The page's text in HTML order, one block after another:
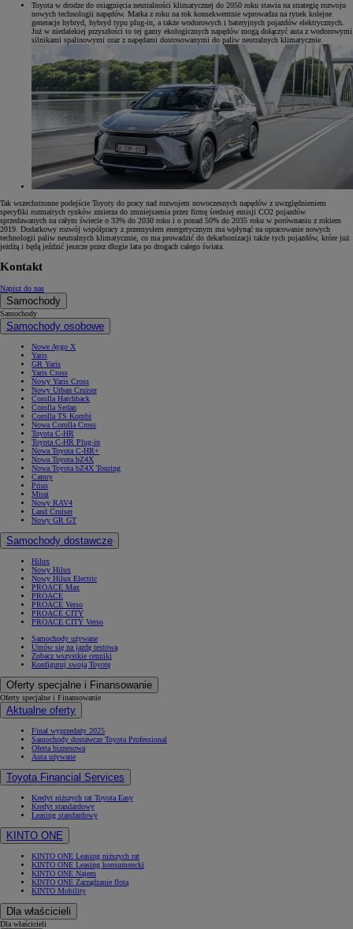
Toyota w drodze do osiągnięcia neutralności klimatycznej do 2050 roku stawia na strategię rozwoju
nowych technologii napędów. Marka z roku na rok konsekwentnie wprowadza na rynek kolejne
generacje hybryd, hybryd typu plug-in, a także wodorowych i bateryjnych pojazdów elektrycznych.
Już w niedalekiej przyszłości to tej gamy ekologicznych napędów mogą dołączyć auta z wodorowymi
silnikami spalinowymi oraz z napędami dostosowanymi do paliw neutralnych klimatycznie.
Tak wszechstronne podejście Toyoty do pracy nad rozwojem nowoczesnych napędów z uwzględnieniem
specyfiki rozmaitych rynków zmierza do zmniejszenia przez firmę średniej emisji CO2 pojazdów
sprzedawanych na całym świecie o 33% do 2030 roku i o ponad 50% do 2035 roku w porównaniu z rokiem
2019. Dodatkowy rozwój współpracy z przemysłem energetycznym ma wpłynąć na opracowanie nowych
technologii paliw neutralnych klimatycznie, co ma prowadzić do dekarbonizacji także tych pojazdów, które już
jeżdżą i będą jeździć jeszcze przez długie lata po drogach całego świata.
Kontakt
Napisz do nas
Samochody
Samochody
Samochody osobowe
Nowe Aygo X
Yaris
GR Yaris
Yaris Cross
Nowy Yaris Cross
Nowy Urban Cruiser
Corolla Hatchback
Corolla Sedan
Corolla TS Kombi
Nowa Corolla Cross
Toyota C-HR
Toyota C-HR Plug-in
Nowa Toyota C-HR+
Nowa Toyota bZ4X
Nowa Toyota bZ4X Touring
Camry
Prius
Mirai
Nowy RAV4
Land Cruiser
Nowy GR GT
Samochody dostawcze
Hilux
Nowy Hilux
Nowy Hilux Electric
PROACE Max
PROACE
PROACE Verso
PROACE CITY
PROACE CITY Verso
Samochody używane
Umów się na jazdę testową
Zobacz wszystkie cenniki
Konfiguruj swoją Toyotę
Oferty specjalne i Finansowanie
Oferty specjalne i Finansowanie
Aktualne oferty
Finał wyprzedaży 2025
Samochody dostawcze Toyota Professional
Oferta biznesowa
Auta używane
Toyota Financial Services
Kredyt niższych rat Toyota Easy
Kredyt standardowy
Leasing standardowy
KINTO ONE
KINTO ONE Leasing niższych rat
KINTO ONE Leasing konsumencki
KINTO ONE Najem
KINTO ONE Zarządzanie flotą
KINTO Mobility
Dla właścicieli
Dla właścicieli